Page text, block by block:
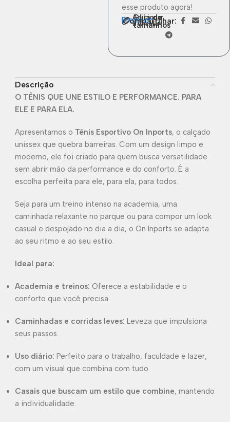
esse produto agora!
Adicionar
à wishlist
Guia de
tamanhos
Premium
Compartilhar:
Descrição
O TÊNIS QUE UNE ESTILO E PERFORMANCE. PARA
ELE E PARA ELA.
Apresentamos o Tênis Esportivo On Inports, o calçado
unissex que quebra barreiras. Com um design limpo e
moderno, ele foi criado para quem busca versatilidade
sem abrir mão da performance e do conforto. É a
escolha perfeita para ele, para ela, para todos.
Seja para um treino intenso na academia, uma
caminhada relaxante no parque ou para compor um look
casual e despojado no dia a dia, o On Inports se adapta
ao seu ritmo e ao seu estilo.
Ideal para:
Academia e treinos: Oferece a estabilidade e o
conforto que você precisa.
Caminhadas e corridas leves: Leveza que impulsiona
seus passos.
Uso diário: Perfeito para o trabalho, faculdade e lazer,
com um visual que combina com tudo.
Casais que buscam um estilo que combine, mantendo
a individualidade.